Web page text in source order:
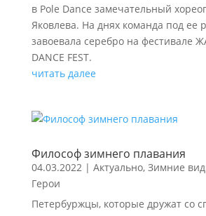
в Pole Dance замечательный
Яковлева. На днях команда под ее
завоевала серебро на фестивале
DANCE FEST.
читать далее
Философ зимнего плавания
04.03.2022| Актуально, Зимние
Герои
Петербуржцы, которые дружат со